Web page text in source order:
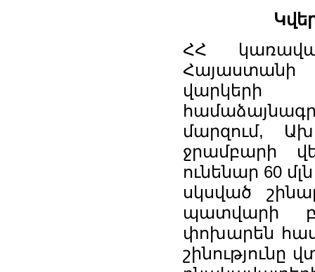
ՀՀ
Հայաստանի
վարկերի
մարզում,
ջրամբարի
ունենար 60
սկսված
պատվարի
փոխարեն
շինությունը